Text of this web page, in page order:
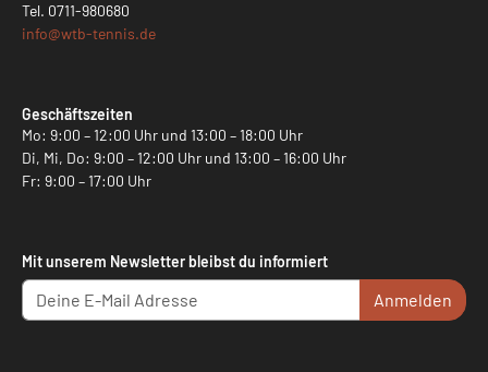
Tel. 0711-980680
info@wtb-tennis.de
Geschäftszeiten
Mo: 9:00 – 12:00 Uhr und 13:00 – 18:00 Uhr
Di, Mi, Do: 9:00 – 12:00 Uhr und 13:00 – 16:00 Uhr
Fr: 9:00 – 17:00 Uhr
Mit unserem Newsletter bleibst du informiert
Anmelden